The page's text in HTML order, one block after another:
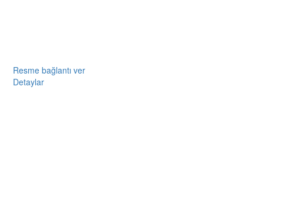
Resme bağlantı ver
Detaylar